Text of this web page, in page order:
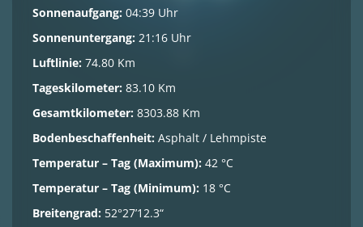
Sonnenaufgang: 04:39 Uhr
Sonnenuntergang: 21:16 Uhr
Luftlinie: 74.80 Km
Tageskilometer: 83.10 Km
Gesamtkilometer: 8303.88 Km
Bodenbeschaffenheit: Asphalt / Lehmpiste
Temperatur – Tag (Maximum): 42 °C
Temperatur – Tag (Minimum): 18 °C
Breitengrad: 52°27’12.3“